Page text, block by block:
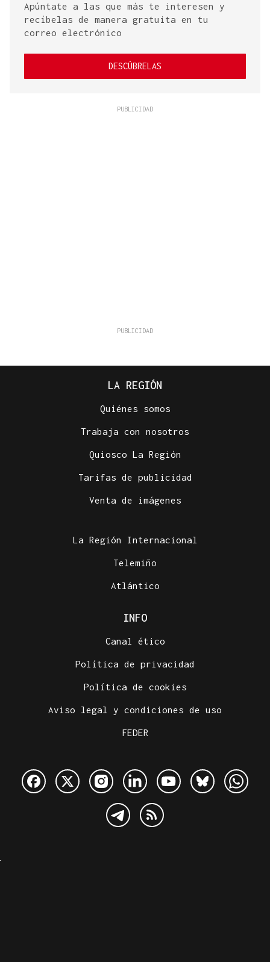
Apúntate a las que más te interesen y
recíbelas de manera gratuita en tu
correo electrónico
DESCÚBRELAS
LA REGIÓN
Quiénes somos
Trabaja con nosotros
Quiosco La Región
Tarifas de publicidad
Venta de imágenes
La Región Internacional
Telemiño
Atlántico
INFO
Canal ético
Política de privacidad
Política de cookies
Aviso legal y condiciones de uso
FEDER